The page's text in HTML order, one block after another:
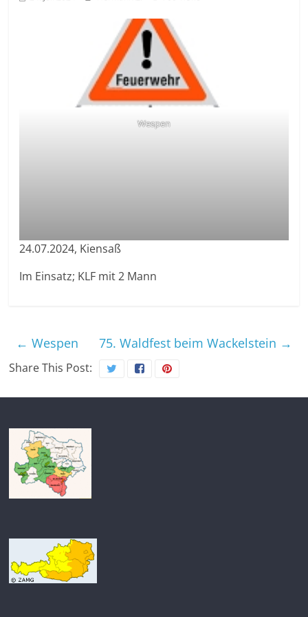
Wespen
24.07.2024, Kiensaß
Im Einsatz; KLF mit 2 Mann
← Wespen 75. Waldfest beim Wackelstein →
Share This Post: